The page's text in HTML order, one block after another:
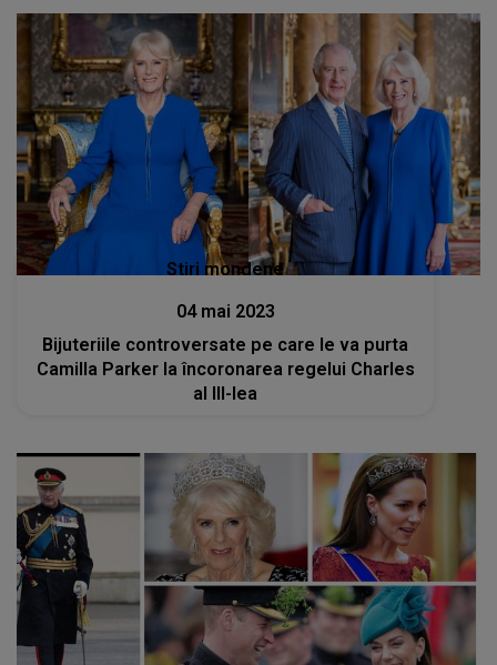
Stiri mondene
04 mai 2023
Bijuteriile controversate pe care le va purta
Camilla Parker la încoronarea regelui Charles
al III-lea